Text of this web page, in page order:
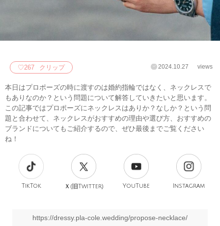
♡267 クリップ 2024.10.27 views
本日はプロポーズの時に渡すのは婚約指輪ではなく、ネックレスで
もありなのか？という問題について解答していきたいと思います。
この記事ではプロポーズにネックレスはありか？なしか？という問
題と合わせて、ネックレスがおすすめの理由や選び方、おすすめの
ブランドについてもご紹介するので、ぜひ最後までご覧ください
ね！
TikTok Ｘ(旧Twitter) YouTube Instagram
https://dressy.pla-cole.wedding/propose-necklace/